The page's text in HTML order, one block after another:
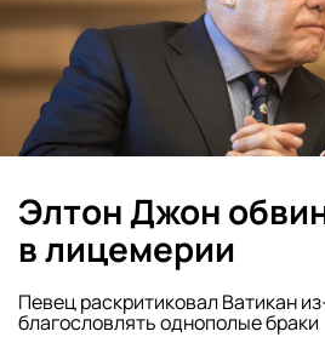
Элтон Джон
в лицемерии
Певец раскритиковал Ватикан
благословлять однополые браки